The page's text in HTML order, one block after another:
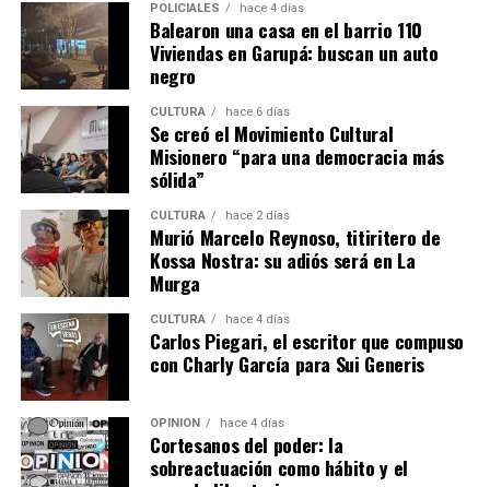
POLICIALES hace 4 días
Balearon una casa en el barrio 110
Viviendas en Garupá: buscan un auto
negro
CULTURA hace 6 días
Se creó el Movimiento Cultural
Misionero “para una democracia más
sólida”
CULTURA hace 2 días
Murió Marcelo Reynoso, titiritero de
Kossa Nostra: su adiós será en La
Murga
CULTURA hace 4 días
Carlos Piegari, el escritor que compuso
con Charly García para Sui Generis
OPINIÓN hace 4 días
Cortesanos del poder: la
sobreactuación como hábito y el